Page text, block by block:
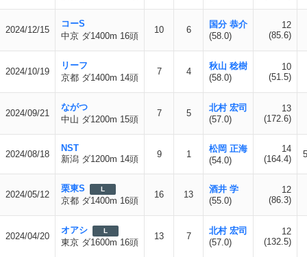
2024/12/15
コーS
中京 ダ1400m 16頭
10 6
国分 恭介
(58.0)
12
(85.6)
2024/10/19
リーフ
京都 ダ1400m 14頭
7 4
秋山 稔樹
(58.0)
10
(51.5)
2024/09/21
ながつ
中山 ダ1200m 15頭
7 5
北村 宏司
(57.0)
13
(172.6)
2024/08/18
NST
新潟 ダ1200m 14頭
9 1
松岡 正海
(54.0)
14
(164.4)
2024/05/12
栗東S L
京都 ダ1400m 16頭
16 13
酒井 学
(55.0)
12
(86.3)
2024/04/20
オアシ L
東京 ダ1600m 16頭
13 7
北村 宏司
(57.0)
12
(132.5)